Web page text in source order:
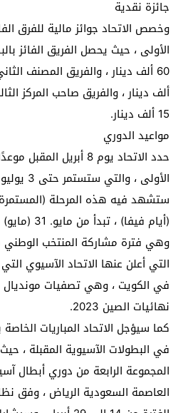
جائزة نقدية
وخصص الاتحاد جوائز مالية للفرق
الأولى ، حيث يحصل الفريق الفائز
ألف دينار ، والفريق صاحب المركز
15 ألف دينار.
مواعيد الدوري
حدد الاتحاد يوم 8 أبريل
الأولى ،
ستشهد فيه هذه المرحلة
وهي فترة مشاركة المنتخب الوطني
التي أعلن عنها الاتحاد الآسيوي
نهائيات الصين 2023.
كما سيؤجل الاتحاد المباريات الخاصة
في البطولات الآسيوية المقبلة ،
المجموعة الرابعة من دوري أبطال
العاصمة السعودية الرياض ، وفق